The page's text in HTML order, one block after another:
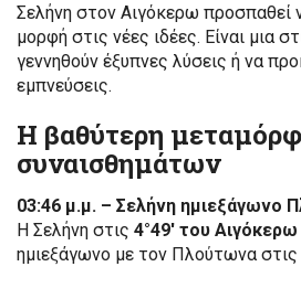
Σελήνη στον Αιγόκερω προσπαθεί
μορφή στις νέες ιδέες. Είναι μια
γεννηθούν έξυπνες λύσεις ή να
εμπνεύσεις.
Η βαθύτερη
συναισθημάτων
03:46 μ.μ. – Σελήνη ημιεξάγωνο
Η Σελήνη στις 4°49′ του Αιγόκερω
ημιεξάγωνο με τον Πλούτωνα στις